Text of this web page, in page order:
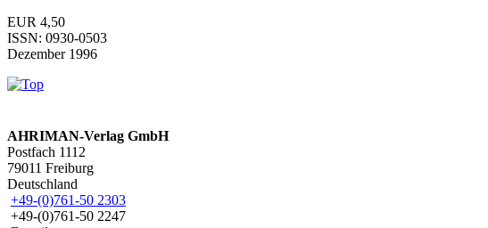
EUR 4,50
ISSN: 0930-0503
Dezember 1996
AHRIMAN-Verlag GmbH
Postfach 1112
79011 Freiburg
Deutschland
+49-(0)761-50 2303
+49-(0)761-50 2247